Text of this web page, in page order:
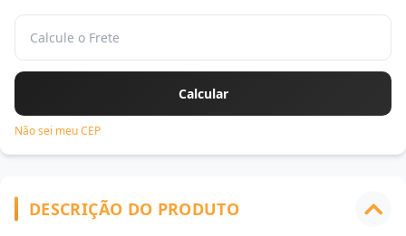
Não sei meu CEP
DESCRIÇÃO DO PRODUTO